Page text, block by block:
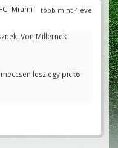
több mint 4 éve
Miami
Von Millernek
lesz egy pick6